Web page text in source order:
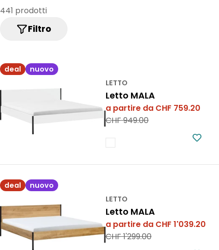
:adatta alla tua vita e alla tua schiena. Trasforma la
tua camera da letto nella tua oasi di pace
441 prodotti
Filtro
deal
nuovo
LETTO
Letto MALA
Prezzo
vendita
a partire da CHF 759.20
Prezzo
CHF 949.00
deal
nuovo
LETTO
Letto MALA
Prezzo
a partire da CHF 1'039.20
Prezzo
CHF 1'299.00